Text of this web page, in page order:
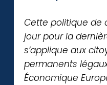
Cette politique de
jour pour la
s’applique aux
permanents
Économique